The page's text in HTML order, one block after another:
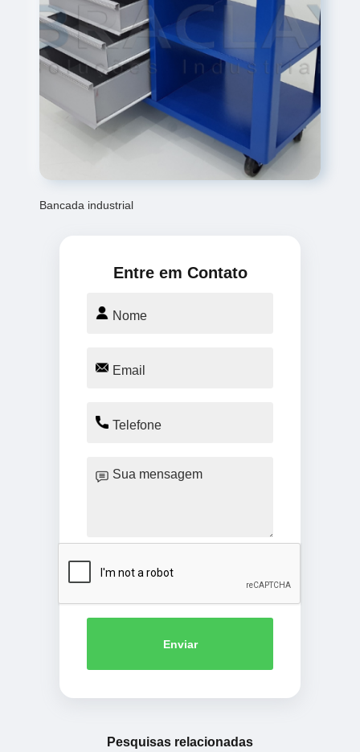
Bancada industrial
Entre em Contato
Enviar
Pesquisas relacionadas